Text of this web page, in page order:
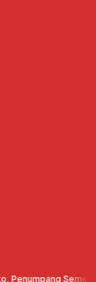
Semester I